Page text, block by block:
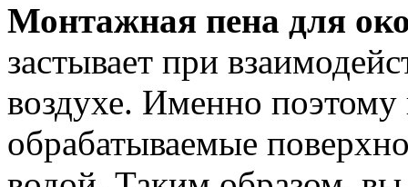
Монтажная пена для
застывает при
воздухе. Именно поэтому
обрабатываемые